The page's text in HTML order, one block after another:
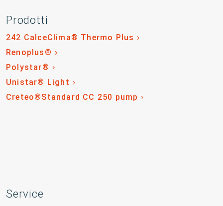
Prodotti
242 CalceClima® Thermo Plus
Renoplus®
Polystar®
Unistar® Light
Creteo®Standard CC 250 pump
Service